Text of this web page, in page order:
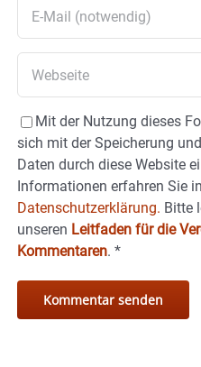
Mit der Nutzung dieses
sich mit der Speicherung
Daten durch diese Website
Informationen erfahren Sie
Datenschutzerklärung. Bitte
unseren Leitfaden für die
Kommentaren. *